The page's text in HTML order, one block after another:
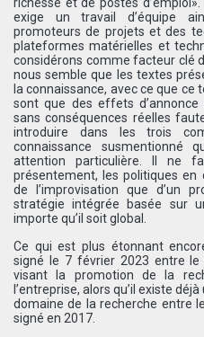
exige un travail d’équipe
promoteurs de projets et des
plateformes matérielles et
considérons comme facteur clé
nous semble que les textes
la connaissance, avec ce que
sont que des effets
sans conséquences réelles
introduire dans les trois
connaissance susmentionné
attention particulière. Il ne
présentement, les politiques
de l’improvisation que d’un
stratégie intégrée basée sur
importe qu’il soit global.
Ce qui est plus étonnant
signé le 7 février 2023 entre le
visant la promotion de la
l’entreprise, alors qu’il existe
domaine de la recherche entre
signé en 2017.